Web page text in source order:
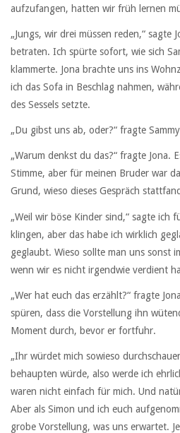
aufzufangen, hatten wir früh lernen
„Jungs, wir drei müssen reden,“ sagte
betraten. Ich spürte sofort, wie sich
klammerte. Jona brachte uns ins
ich das Sofa in Beschlag nahmen,
des Sessels setzte.
„Du gibst uns ab, oder?“ fragte
„Warum denkst du das?“ fragte Jona.
Stimme, aber für meinen Bruder war
Grund, wieso dieses Gespräch
„Weil wir böse Kinder sind,“ sagte ich
klingen, aber das habe ich wirklich
geglaubt. Wieso sollte man uns sonst
wenn wir es nicht irgendwie verdient
„Wer hat euch das erzählt?“ fragte
spüren, dass die Vorstellung ihn
Moment durch, bevor er fortfuhr.
„Ihr würdet mich sowieso
behaupten würde, also werde ich
waren nicht einfach für mich. Und
Aber als Simon und ich euch
grobe Vorstellung, was uns erwartet.